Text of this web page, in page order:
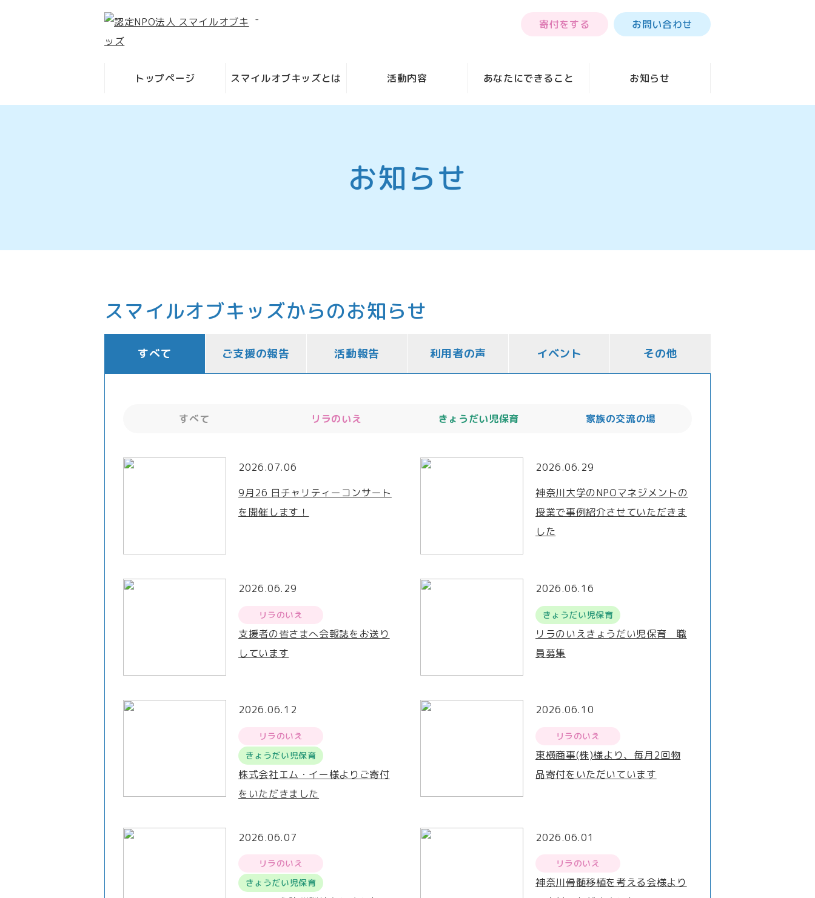
- 寄付をする お問い合わせ
トップページ スマイルオブキッズとは 活動内容 あなたにできること お知らせ
お知らせ
スマイルオブキッズからのお知らせ
すべて ご支援の報告 活動報告 利用者の声 イベント その他
すべて リラのいえ きょうだい児保育 家族の交流の場
2026.07.06
9月26 日チャリティーコンサート
を開催します！
2026.06.29
神奈川大学のNPOマネジメントの
授業で事例紹介させていただきま
した
2026.06.29
リラのいえ
支援者の皆さまへ会報誌をお送り
しています
2026.06.16
きょうだい児保育
リラのいえきょうだい児保育 職
員募集
2026.06.12
リラのいえ
きょうだい児保育
株式会社エム・イー様よりご寄付
をいただきました
2026.06.10
リラのいえ
東横商事(株)様より、毎月2回物
品寄付をいただいています
2026.06.07
リラのいえ
きょうだい児保育
2026.06.01
リラのいえ
神奈川骨髄移植を考える会様より